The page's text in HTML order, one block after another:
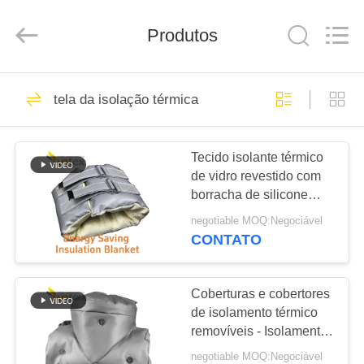
PARA
CASA
PRODUTOS
SOBRE
VISITA
FÁBRICA
Suntex
Composite
tela revestida da
fibra de vidro do
silicone
929
Fogo - tela
resistente da fibra
107
Produtos
tela da isolação térmica
Tecido isolante térmico
de vidro revestido com
borracha de silicone
concebido para
isolamento térmico em
negotiable MOQ:Negociável
CONTATO
Coberturas e cobertores
de isolamento térmico
removíveis - Isolamento
térmico personalizado
negotiable MOQ:Negociável